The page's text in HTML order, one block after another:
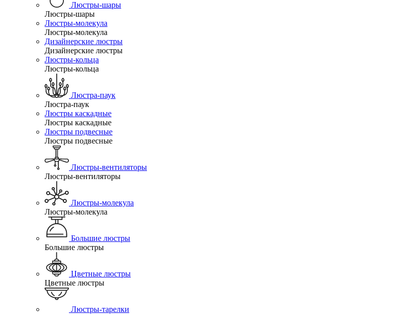
Люстры-шары
Люстры-шары
Люстры-молекула
Люстры-молекула
Дизайнерские люстры
Дизайнерские люстры
Люстры-кольца
Люстры-кольца
Люстра-паук
Люстра-паук
Люстры каскадные
Люстры каскадные
Люстры подвесные
Люстры подвесные
Люстры-вентиляторы
Люстры-вентиляторы
Люстры-молекула
Люстры-молекула
Большие люстры
Большие люстры
Цветные люстры
Цветные люстры
Люстры-тарелки